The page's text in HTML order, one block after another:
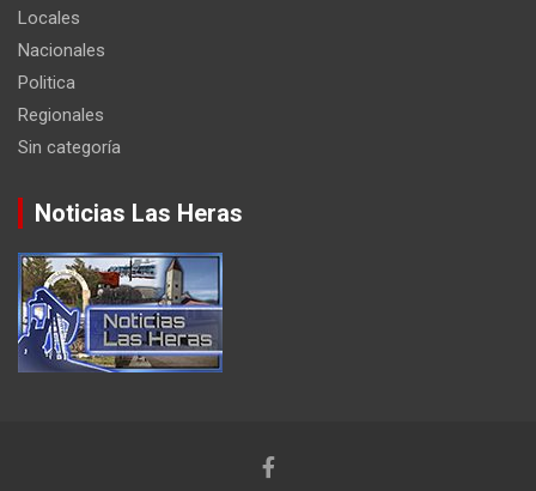
Locales
Nacionales
Politica
Regionales
Sin categoría
Noticias Las Heras